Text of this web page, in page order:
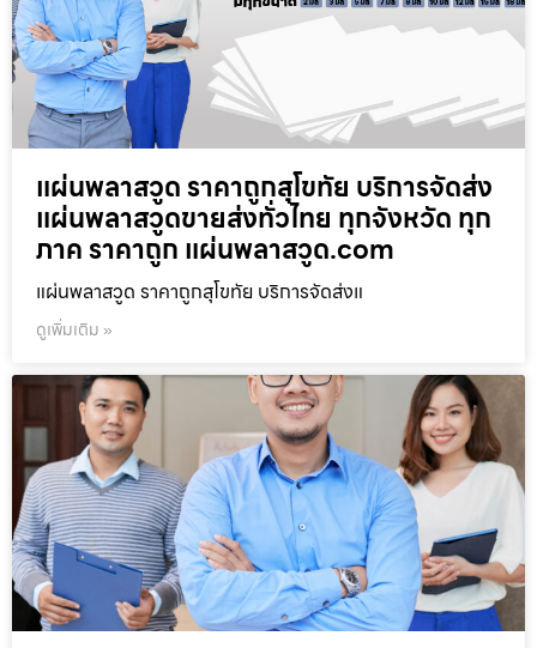
แผ่นพลาสวูด ราคาถูกสุโขทัย บริการจัดส่ง
แผ่นพลาสวูดขายส่งทั่วไทย ทุกจังหวัด ทุก
ภาค ราคาถูก แผ่นพลาสวูด.com
แผ่นพลาสวูด ราคาถูกสุโขทัย บริการจัดส่งแ
ดูเพิ่มเติม »